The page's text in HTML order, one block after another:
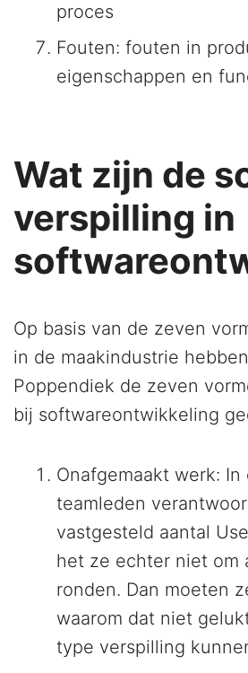
proces
Fouten: fouten in
eigenschappen en
Wat zijn de
verspilling in
Op basis van de zeven
in de maakindustrie
Poppendiek de zeven
bij softwareontwikkeling
Onafgemaakt werk: In
teamleden
vastgesteld aantal
het ze echter niet om
ronden. Dan moeten
waarom dat niet
type verspilling